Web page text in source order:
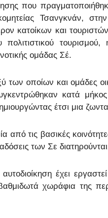
που
Τσανγκνάν,
κατοίκων και
ομάδας Σέ.
των οποίων και ομάδες
κατά
έτσι μια
από τις βασικές
των Σε
έχει
χωράφια της